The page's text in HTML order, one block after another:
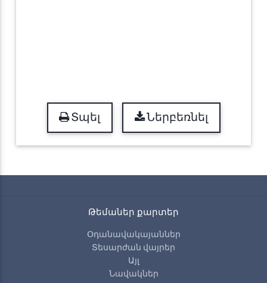
Տպել Ներբեռնել
Թեմաներ քարտեր
Օդանավակայաններ
Տեսարժան վայրեր
Այլ
Նավակներ